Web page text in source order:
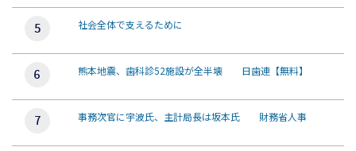
社会全体で支えるために
熊本地震、歯科診52施設が全半壊 日歯連【無料】
事務次官に宇波氏、主計局長は坂本氏 財務省人事